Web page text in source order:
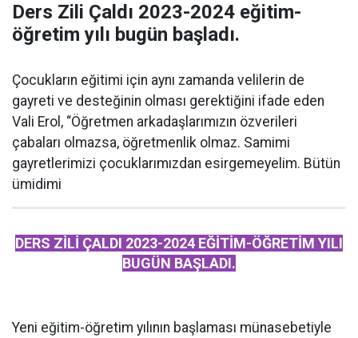
Ders Zili Çaldı 2023-2024 eğitim-
öğretim yılı bugün başladı.
Çocukların eğitimi için aynı zamanda velilerin de
gayreti ve desteğinin olması gerektiğini ifade eden
Vali Erol, “Öğretmen arkadaşlarımızın özverileri
çabaları olmazsa, öğretmenlik olmaz. Samimi
gayretlerimizi çocuklarımızdan esirgemeyelim. Bütün
ümidimi
DERS ZİLİ ÇALDI 2023-2024 EĞİTİM-ÖĞRETİM YILI
BUGÜN BAŞLADI.
Yeni eğitim-öğretim yılının başlaması münasebetiyle